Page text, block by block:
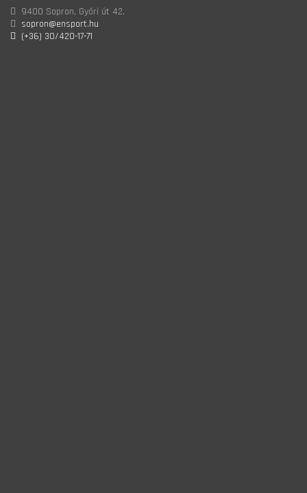
9400 Sopron, Győri út 42.
sopron@ensport.hu
(+36) 30/420-17-71